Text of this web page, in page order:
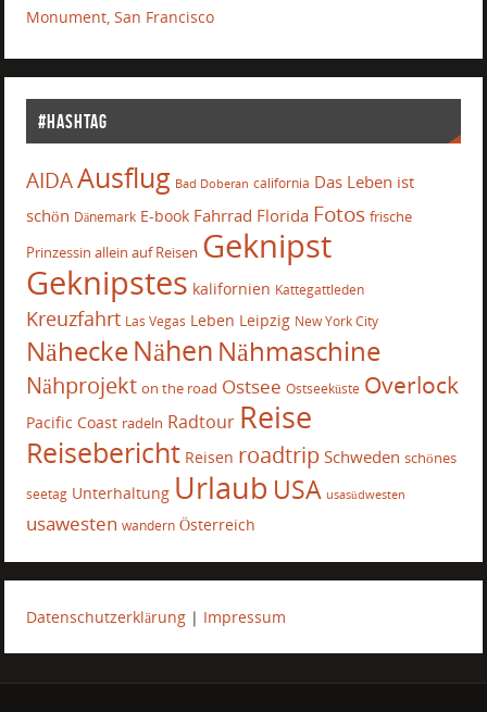
Monument, San Francisco
#Hashtag
AIDAAusflug Bad Doberan california Das Leben ist
schön Dänemark E-book Fahrrad Florida Fotos frische
Prinzessin allein auf Reisen Geknipst
Geknipstes kalifornien Kattegattleden
Kreuzfahrt Las Vegas Leben Leipzig New York City
NäheckeNähen Nähmaschine
Nähprojekt on the road Ostsee Ostseeküste Overlock
Pacific Coast radeln Radtour Reise
Reisebericht Reisen roadtrip Schweden schönes
seetag Unterhaltung Urlaub USA usasüdwesten
usawesten wandern Österreich
Datenschutzerklärung | Impressum